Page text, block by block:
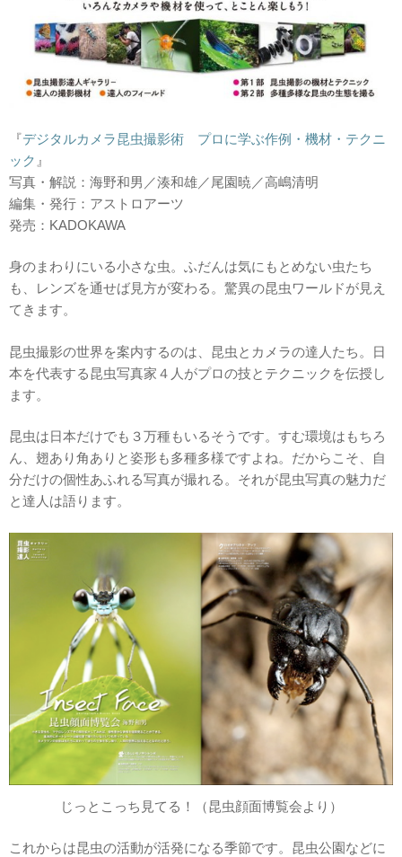
『デジタルカメラ昆虫撮影術 プロに学ぶ作例・機材・テクニ
ック 』
写真・解説：海野和男／湊和雄／尾園暁／高嶋清明
編集・発行：アストロアーツ
発売：KADOKAWA
身のまわりにいる小さな虫。ふだんは気にもとめない虫たち
も、レンズを通せば見方が変わる。驚異の昆虫ワールドが見え
てきます。
昆虫撮影の世界を案内するのは、昆虫とカメラの達人たち。日
本を代表する昆虫写真家４人がプロの技とテクニックを伝授し
ます。
昆虫は日本だけでも３万種もいるそうです。すむ環境はもちろ
ん、翅あり角ありと姿形も多種多様ですよね。だからこそ、自
分だけの個性あふれる写真が撮れる。それが昆虫写真の魅力だ
と達人は語ります。
じっとこっち見てる！（昆虫顔面博覧会より）
これからは昆虫の活動が活発になる季節です。昆虫公園などに